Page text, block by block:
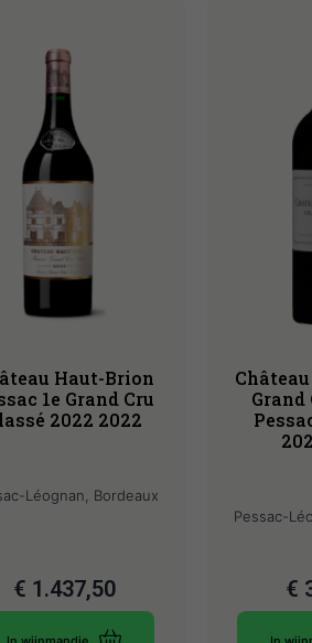
Haut-Brion
1e Grand Cru
2022 2022
Léognan, Bordeaux
€ 1.437,50
Grand
Pessac-
€